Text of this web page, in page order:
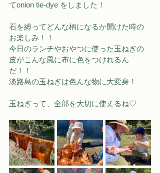
てonion tie-dye をしました！
石を縛ってどんな柄になるか開けた時の
お楽しみ！！
今日のランチやおやつに使った玉ねぎの
皮がこんな風に布に色をつけれるん
だ！！
淡路島の玉ねぎは色んな物に大変身！
玉ねぎって、全部を大切に使えるね♡